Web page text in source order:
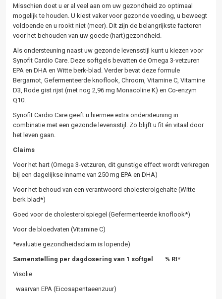
Misschien doet u er al veel aan om uw gezondheid zo optimaal
mogelijk te houden. U kiest vaker voor gezonde voeding, u beweegt
voldoende en u rookt niet (meer). Dit zijn de belangrijkste factoren
voor het behouden van uw goede (hart)gezondheid.
Als ondersteuning naast uw gezonde levensstijl kunt u kiezen voor
Synofit Cardio Care. Deze softgels bevatten de Omega 3-vetzuren
EPA en DHA en Witte berk-blad. Verder bevat deze formule
Bergamot, Gefermenteerde knoflook, Chroom, Vitamine C, Vitamine
D3, Rode gist rijst (met nog 2,96 mg Monacoline K) en Co-enzym
Q10.
Synofit Cardio Care geeft u hiermee extra ondersteuning in
combinatie met een gezonde levensstijl. Zo blijft u fit én vitaal door
het leven gaan.
Claims
Voor het hart (Omega 3-vetzuren, dit gunstige effect wordt verkregen
bij een dagelijkse inname van 250 mg EPA en DHA)
Voor het behoud van een verantwoord cholesterolgehalte (Witte
berk blad*)
Goed voor de cholesterolspiegel (Gefermenteerde knoflook*)
Voor de bloedvaten (Vitamine C)
*evaluatie gezondheidsclaim is lopende)
Samenstelling per dagdosering van 1 softgel
% RI*
Visolie
waarvan EPA (Eicosapentaeenzuur)